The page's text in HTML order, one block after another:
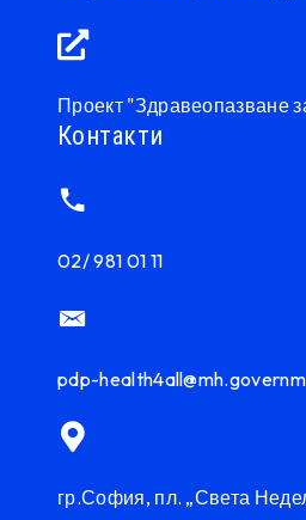
Проект "Здравеопазване
Контакти
02/ 981 01 11
pdp-
гр.София, пл. „Света